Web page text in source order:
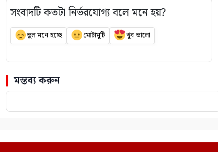
সংবাদটি কতটা নির্ভরযোগ্য বলে মনে হয়?
ভুল মনে হচ্ছে মোটামুটি খুব ভালো
মন্তব্য করুন